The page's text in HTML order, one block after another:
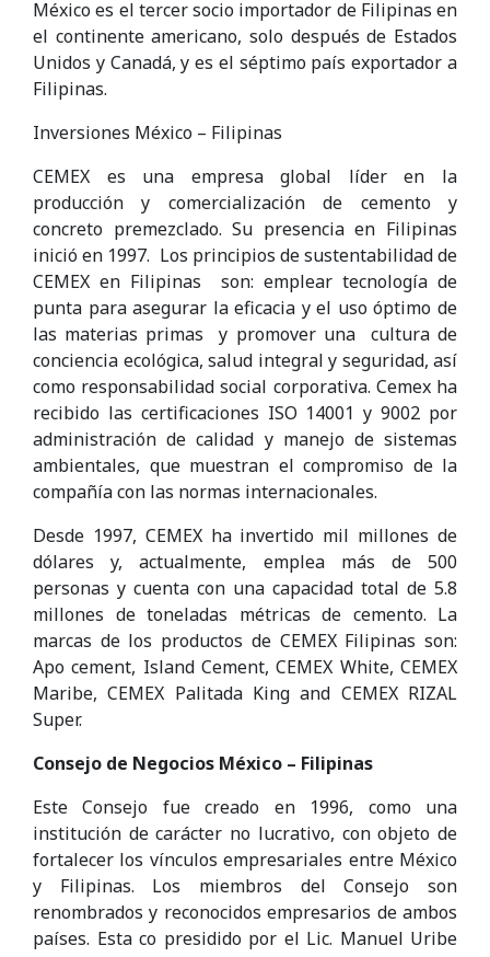
México es el tercer socio importador de Filipinas en
el continente americano, solo después de Estados
Unidos y Canadá, y es el séptimo país exportador a
Filipinas.
Inversiones México – Filipinas
CEMEX es una empresa global líder en la
producción y comercialización de cemento y
concreto premezclado. Su presencia en Filipinas
inició en 1997. Los principios de sustentabilidad de
CEMEX en Filipinas son: emplear tecnología de
punta para asegurar la eficacia y el uso óptimo de
las materias primas y promover una cultura de
conciencia ecológica, salud integral y seguridad, así
como responsabilidad social corporativa. Cemex ha
recibido las certificaciones ISO 14001 y 9002 por
administración de calidad y manejo de sistemas
ambientales, que muestran el compromiso de la
compañía con las normas internacionales.
Desde 1997, CEMEX ha invertido mil millones de
dólares y, actualmente, emplea más de 500
personas y cuenta con una capacidad total de 5.8
millones de toneladas métricas de cemento. La
marcas de los productos de CEMEX Filipinas son:
Apo cement, Island Cement, CEMEX White, CEMEX
Maribe, CEMEX Palitada King and CEMEX RIZAL
Super.
Consejo de Negocios México – Filipinas
Este Consejo fue creado en 1996, como una
institución de carácter no lucrativo, con objeto de
fortalecer los vínculos empresariales entre México
y Filipinas. Los miembros del Consejo son
renombrados y reconocidos empresarios de ambos
países. Esta co presidido por el Lic. Manuel Uribe